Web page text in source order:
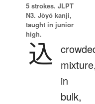
5 strokes. JLPT
N3. Jōyō kanji,
taught in junior
high.
込
in
bulk,